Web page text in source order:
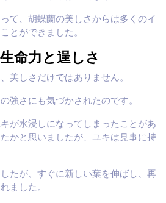
て、胡蝶蘭の美しさからは多くのイ
とができました。
命力と逞しさ
美しさだけではありません。
強さにも気づかされたのです。
が水浸しになってしまったことがあ
かと思いましたが、ユキは見事に持
たが、すぐに新しい葉を伸ばし、再
ました。